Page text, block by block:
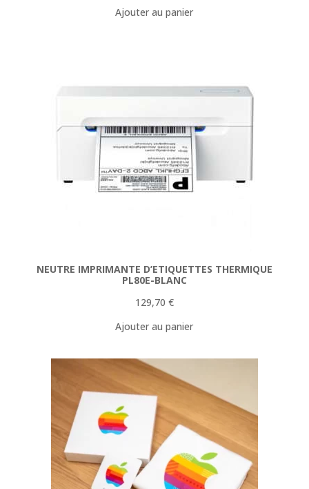
Ajouter au panier
NEUTRE IMPRIMANTE D’ETIQUETTES THERMIQUE
PL80E-BLANC
129,70 €
Ajouter au panier